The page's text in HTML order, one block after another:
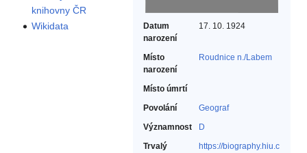
Datum
narození
17. 10. 1924
Místo
narození
Roudnice n./Labem
Místo úmrtí
Povolání
Geograf‎
Významnost
D
Trvalý
https://biography.hiu.c
knihovny ČR
Wikidata